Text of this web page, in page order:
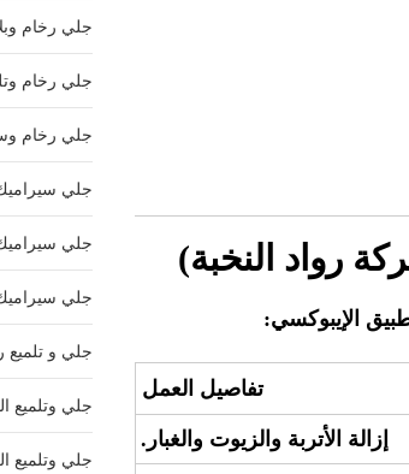
رواد النخبة)
الإيبوكسي:
تفاصيل العمل
إزالة الأتربة والزيوت والغبار.
جلي رخام
جلي رخام
جلي رخام
جلي
جلي
جلي
جلي و تلميع
جلي وتلميع
جلي وتلميع